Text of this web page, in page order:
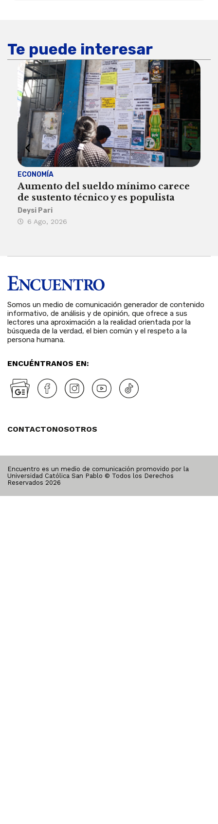
Te puede interesar
ECONOMÍA
Aumento del sueldo mínimo carece
de sustento técnico y es populista
Deysi Pari
6 Ago, 2026
Somos un medio de comunicación generador de contenido
informativo, de análisis y de opinión, que ofrece a sus
lectores una aproximación a la realidad orientada por la
búsqueda de la verdad, el bien común y el respeto a la
persona humana.
ENCUÉNTRANOS EN:
CONTACTONOSOTROS
Encuentro es un medio de comunicación promovido por la
Universidad Católica San Pablo © Todos los Derechos
Reservados 2026